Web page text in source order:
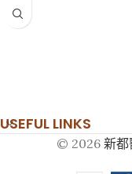
USEFUL LINKS
© 2026 新